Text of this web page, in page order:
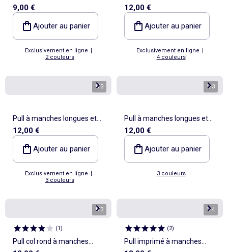
courtes
9,00 €
Ajouter au panier
Exclusivement en ligne |
2 couleurs
longues uni
12,00 €
Ajouter au panier
Exclusivement en ligne |
4 couleurs
1/3
Pull à manches longues et
rayures
12,00 €
Ajouter au panier
Exclusivement en ligne |
3 couleurs
1/3
Pull à manches longues et
rayures
12,00 €
Ajouter au panier
3 couleurs
1/3
(1)
Pull col rond à manches
1/4
(2)
Pull imprimé à manches